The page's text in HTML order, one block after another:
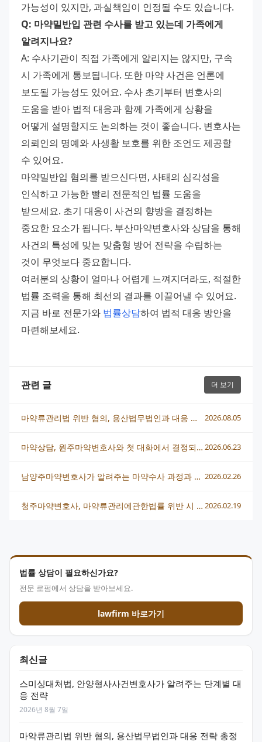
법률 상담이 필요하신가요?
전문 로펌에서 상담을 받아보세요.
lawfirm 바로가기
최신글
스미싱대처법, 안양형사사건변호사가 알려주는 단계별 대
응 전략
2026년 8월 7일
마약류관리법 위반 혐의, 용산법무법인과 대응 전략 총정
가능성이 있지만, 과실책임이 인정될 수도 있습니다.
Q: 마약밀반입 관련 수사를 받고 있는데 가족에게
알려지나요?
A: 수사기관이 직접 가족에게 알리지는 않지만, 구속
시 가족에게 통보됩니다. 또한 마약 사건은 언론에
보도될 가능성도 있어요. 수사 초기부터 변호사의
도움을 받아 법적 대응과 함께 가족에게 상황을
어떻게 설명할지도 논의하는 것이 좋습니다. 변호사는
의뢰인의 명예와 사생활 보호를 위한 조언도 제공할
수 있어요.
마약밀반입 혐의를 받으신다면, 사태의 심각성을
인식하고 가능한 빨리 전문적인 법률 도움을
받으세요. 초기 대응이 사건의 향방을 결정하는
중요한 요소가 됩니다. 부산마약변호사와 상담을 통해
사건의 특성에 맞는 맞춤형 방어 전략을 수립하는
것이 무엇보다 중요합니다.
여러분의 상황이 얼마나 어렵게 느껴지더라도, 적절한
법률 조력을 통해 최선의 결과를 이끌어낼 수 있어요.
지금 바로 전문가와 법률상담하여 법적 대응 방안을
마련해보세요.
관련 글 더 보기
마약류관리법 위반 혐의, 용산법무법인과 대응 전략 총정리 2026.08.05
마약상담, 원주마약변호사와 첫 대화에서 결정되는 것들 2026.06.23
남양주마약변호사가 알려주는 마약수사 과정과 효과적 대응법 2026.02.26
청주마약변호사, 마약류관리에관한법률 위반 시 꼭 알아야 할 대응법 2026.02.19